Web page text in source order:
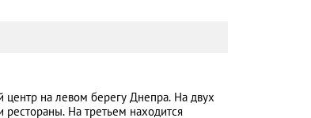
на левом берегу Днепра. На двух
рестораны. На третьем находится